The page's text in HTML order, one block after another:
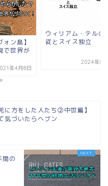
ォン島】
で世界が
年4月8日
ウィリアム・テルの
従とスイス独立
2024年8
に方をした人たち②中世編】
気づいたらヘブン
間の